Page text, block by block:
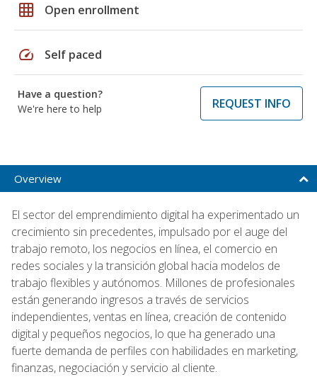
grid_on Open enrollment
speed Self paced
Have a question?
We're here to help
REQUEST INFO
Overview
El sector del emprendimiento digital ha experimentado un
crecimiento sin precedentes, impulsado por el auge del
trabajo remoto, los negocios en línea, el comercio en
redes sociales y la transición global hacia modelos de
trabajo flexibles y autónomos. Millones de profesionales
están generando ingresos a través de servicios
independientes, ventas en línea, creación de contenido
digital y pequeños negocios, lo que ha generado una
fuerte demanda de perfiles con habilidades en marketing,
finanzas, negociación y servicio al cliente.